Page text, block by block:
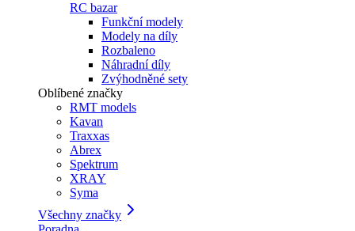
RC bazar
Funkční modely
Modely na díly
Rozbaleno
Náhradní díly
Zvýhodněné sety
Oblíbené značky
RMT models
Kavan
Traxxas
Abrex
Spektrum
XRAY
Syma
Všechny značky